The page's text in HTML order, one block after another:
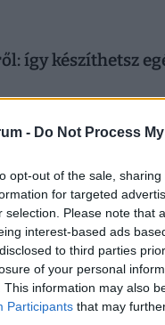
- Do Not Process
opt-out of the sale,
for targeted
selection. Please note that
interest-based ads
to third parties
of your personal
This information may also
Participants that may
így készíthetsz
hogyan készítsd el
ételekkel
hogyan úszd
levesek, amik